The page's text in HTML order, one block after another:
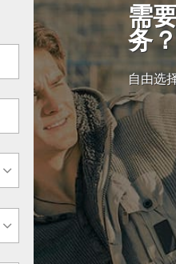
需
务
自由选